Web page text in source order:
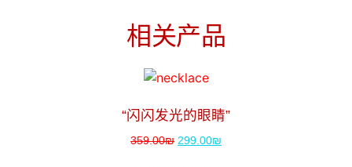
相关产品
“闪闪发光的眼睛”
359.00₪ 299.00₪